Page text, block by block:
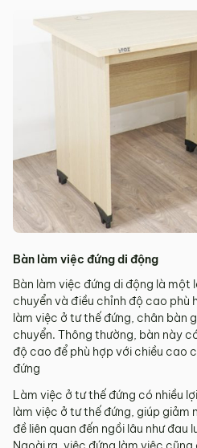
Bàn làm việc đứng di động
Bàn làm việc đứng di động là một
chuyển và điều chỉnh độ cao phù
làm việc ở tư thế đứng, chân bàn
chuyển. Thông thường, bàn này
độ cao để phù hợp với chiều cao
đứng
Làm việc ở tư thế đứng có nhiều
làm việc ở tư thế đứng, giúp giảm
đề liên quan đến ngồi lâu như đau